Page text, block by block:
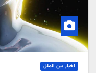
اخبار بین الملل